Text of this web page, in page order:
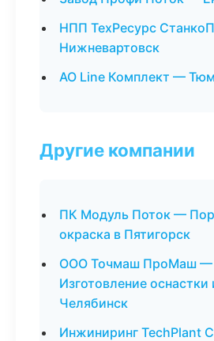
НПП ТехРесурс
Нижневартовск
АО Line Комплект —
Другие компании
ПК Модуль Поток —
окраска в Пятигорск
ООО Точмаш ПроМаш —
Изготовление
Челябинск
Инжиниринг TechPlant